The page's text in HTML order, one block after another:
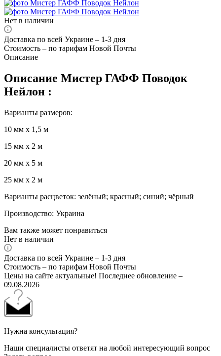
Нет в наличии
Доставка по всей Украине – 1-3 дня
Стоимость – по тарифам Новой Почты
Описание
Описание Мистер ГАФФ Поводок
Нейлон :
Варианты размеров:
10 мм х 1,5 м
15 мм х 2 м
20 мм х 5 м
25 мм х 2 м
Варианты расцветок: зелёный; красный; синий; чёрный
Производство: Украина
Вам также может понравиться
Нет в наличии
Доставка по всей Украине – 1-3 дня
Стоимость – по тарифам Новой Почты
Цены на сайте актуальные! Последнее обновление –
09.08.2026
Нужна консультация?
Наши специалисты ответят на любой интересующий вопрос